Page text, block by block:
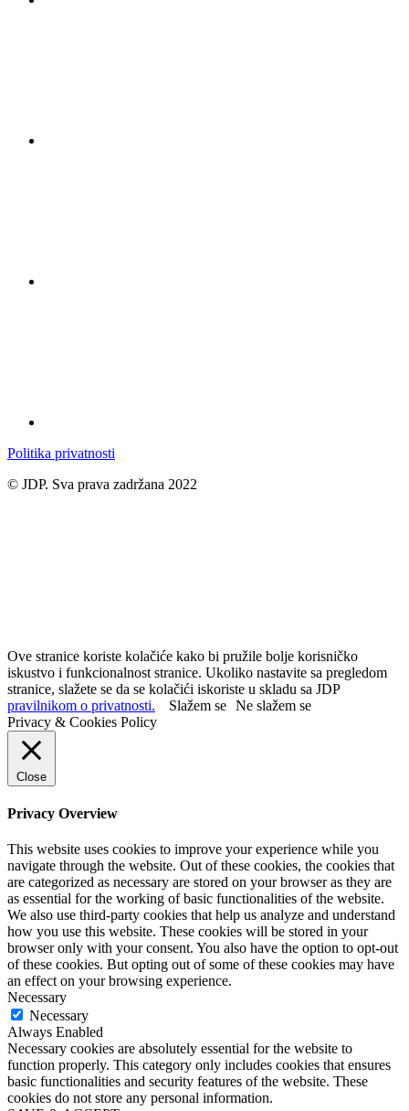
Politika privatnosti
© JDP. Sva prava zadržana 2022
Ove stranice koriste kolačiće kako bi pružile bolje korisničko
iskustvo i funkcionalnost stranice. Ukoliko nastavite sa pregledom
stranice, slažete se da se kolačići iskoriste u skladu sa JDP
pravilnikom o privatnosti.
Slažem se Ne slažem se
Privacy & Cookies Policy
Close
Privacy Overview
This website uses cookies to improve your experience while you
navigate through the website. Out of these cookies, the cookies that
are categorized as necessary are stored on your browser as they are
as essential for the working of basic functionalities of the website.
We also use third-party cookies that help us analyze and understand
how you use this website. These cookies will be stored in your
browser only with your consent. You also have the option to opt-out
of these cookies. But opting out of some of these cookies may have
an effect on your browsing experience.
Necessary
Necessary
Always Enabled
Necessary cookies are absolutely essential for the website to
function properly. This category only includes cookies that ensures
basic functionalities and security features of the website. These
cookies do not store any personal information.